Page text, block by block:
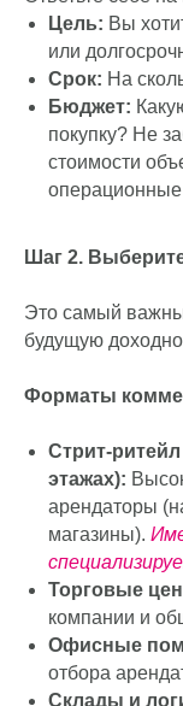
Шаг 1.
бюджет
Ответьте себе на
Цель:
Вы
или
Срок:
На
покупку? Не
операционные
Шаг 2.
Это самый
будущую
Форматы
Стрит-
этажах):
арендаторы
магазины).